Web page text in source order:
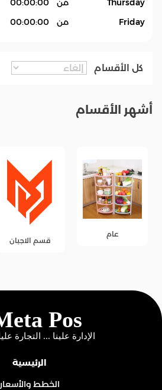
Thursday
من 00:00:00
Friday
من 00:00:00
كل الأقسام
أشهر الأقسام
عام
قسم الاجبان
الرئيسية
الخطط والأسعار